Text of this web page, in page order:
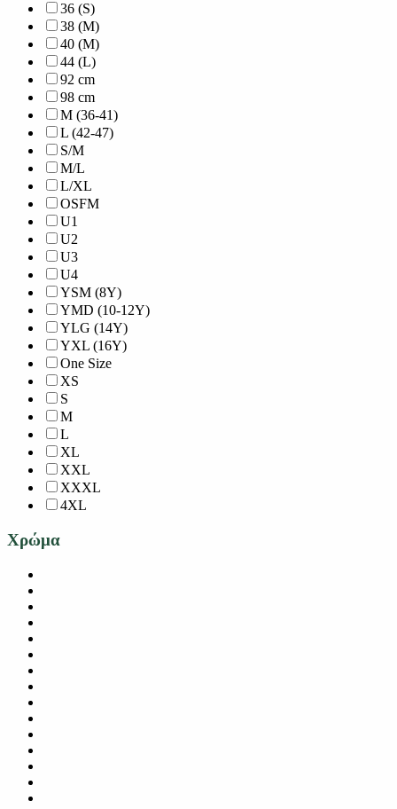
36 (S)
38 (M)
40 (M)
44 (L)
92 cm
98 cm
M (36-41)
L (42-47)
S/M
M/L
L/XL
OSFM
U1
U2
U3
U4
YSM (8Y)
YMD (10-12Y)
YLG (14Y)
YXL (16Y)
One Size
XS
S
M
L
XL
XXL
XXXL
4XL
Χρώμα